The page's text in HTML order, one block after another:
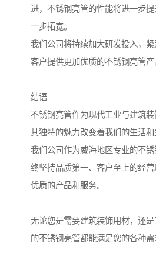
进，不锈钢亮管的性能将进一步
一步拓宽。
我们公司将持续加大研发投入，
客户提供更加优质的不锈钢亮管产
结语
不锈钢亮管作为现代工业与建筑
其独特的魅力改变着我们的生活和
我们公司作为威海地区专业的不
终坚持品质第一、客户至上的经
优质的产品和服务。
无论您是需要建筑装饰用材，还是
的不锈钢亮管都能满足您的各种需